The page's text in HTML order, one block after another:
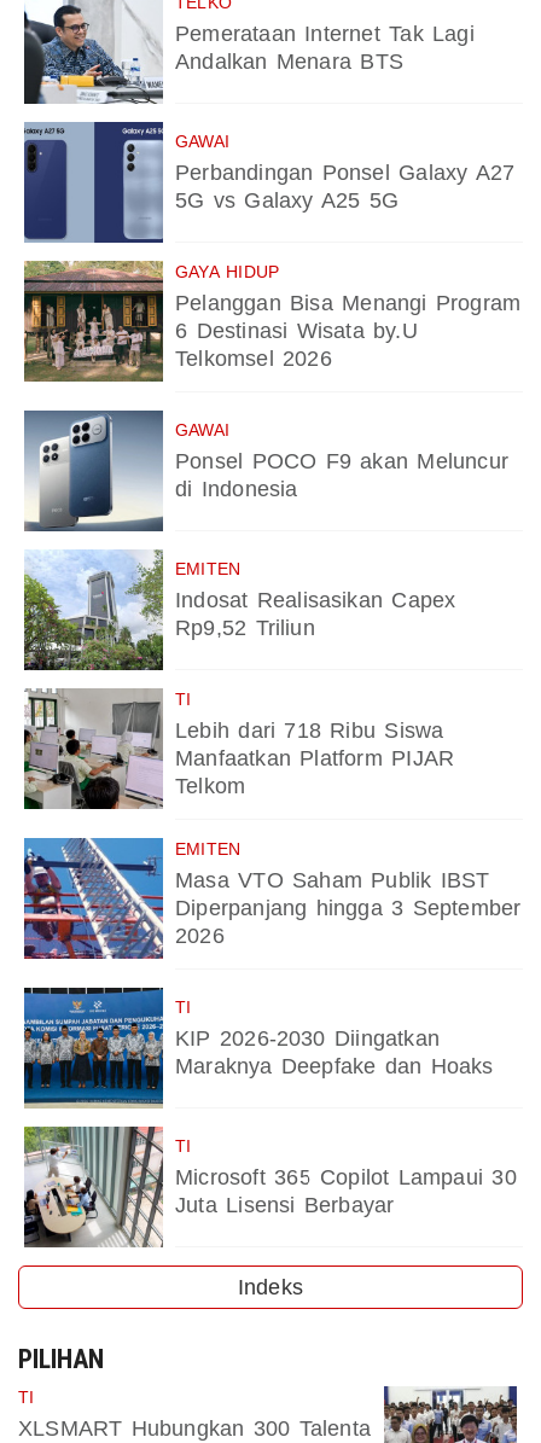
Pemerataan Internet Tak Lagi
Andalkan Menara BTS
GAWAI
Perbandingan Ponsel Galaxy A27
5G vs Galaxy A25 5G
GAYA HIDUP
Pelanggan Bisa Menangi Program
6 Destinasi Wisata by.U
Telkomsel 2026
GAWAI
Ponsel POCO F9 akan Meluncur
di Indonesia
EMITEN
Indosat Realisasikan Capex
Rp9,52 Triliun
TI
Lebih dari 718 Ribu Siswa
Manfaatkan Platform PIJAR
Telkom
EMITEN
Masa VTO Saham Publik IBST
Diperpanjang hingga 3 September
2026
TI
KIP 2026-2030 Diingatkan
Maraknya Deepfake dan Hoaks
TI
Microsoft 365 Copilot Lampaui 30
Juta Lisensi Berbayar
Indeks
PILIHAN
TI
XLSMART Hubungkan 300 Talenta